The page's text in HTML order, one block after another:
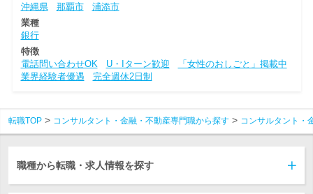
沖縄県
那覇市
浦添市
業種
銀行
特徴
電話問い合わせOK
U・Iターン歓迎
「女性のおしごと」掲載中
業界経験者優遇
完全週休2日制
転職TOP コンサルタント・金融・不動産専門職から探す コンサルタント・
職種から転職・求人情報を探す